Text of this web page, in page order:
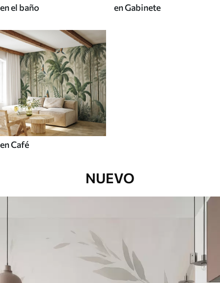
en el baño en Gabinete
en Café
NUEVO